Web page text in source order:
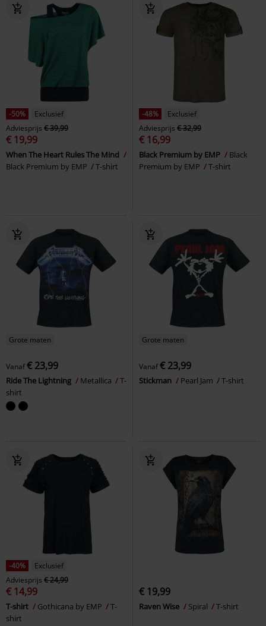
-50%
Exclusief
Adviesprijs € 39,99
€ 19,99
When The Heart Rules The Mind
Black Premium by EMP
T-shirt
-48%
Exclusief
Adviesprijs € 32,99
€ 16,99
Black Premium by EMP
Black
Premium by EMP
T-shirt
Grote maten
Vanaf€ 23,99
Ride The Lightning Metallica
T-
shirt
Grote maten
Vanaf€ 23,99
Stickman Pearl Jam T-shirt
-40%
Exclusief
Adviesprijs € 24,99
€ 14,99
T-shirt Gothicana by EMP
T-
shirt
€ 19,99
Raven Wise Spiral T-shirt